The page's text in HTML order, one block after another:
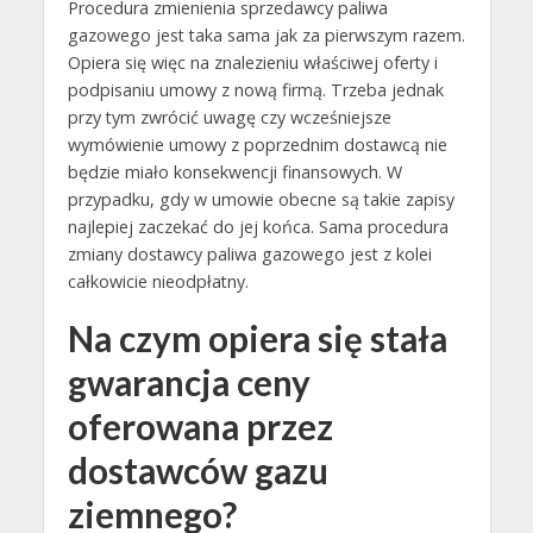
Procedura zmienienia sprzedawcy paliwa
gazowego jest taka sama jak za pierwszym razem.
Opiera się więc na znalezieniu właściwej oferty i
podpisaniu umowy z nową firmą. Trzeba jednak
przy tym zwrócić uwagę czy wcześniejsze
wymówienie umowy z poprzednim dostawcą nie
będzie miało konsekwencji finansowych. W
przypadku, gdy w umowie obecne są takie zapisy
najlepiej zaczekać do jej końca. Sama procedura
zmiany dostawcy paliwa gazowego jest z kolei
całkowicie nieodpłatny.
Na czym opiera się stała
gwarancja ceny
oferowana przez
dostawców gazu
ziemnego?